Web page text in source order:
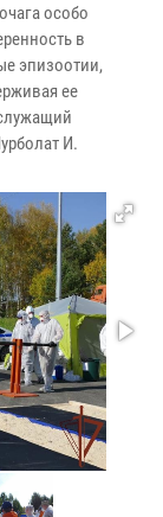
особо
в
эпизоотии,
ее
И.